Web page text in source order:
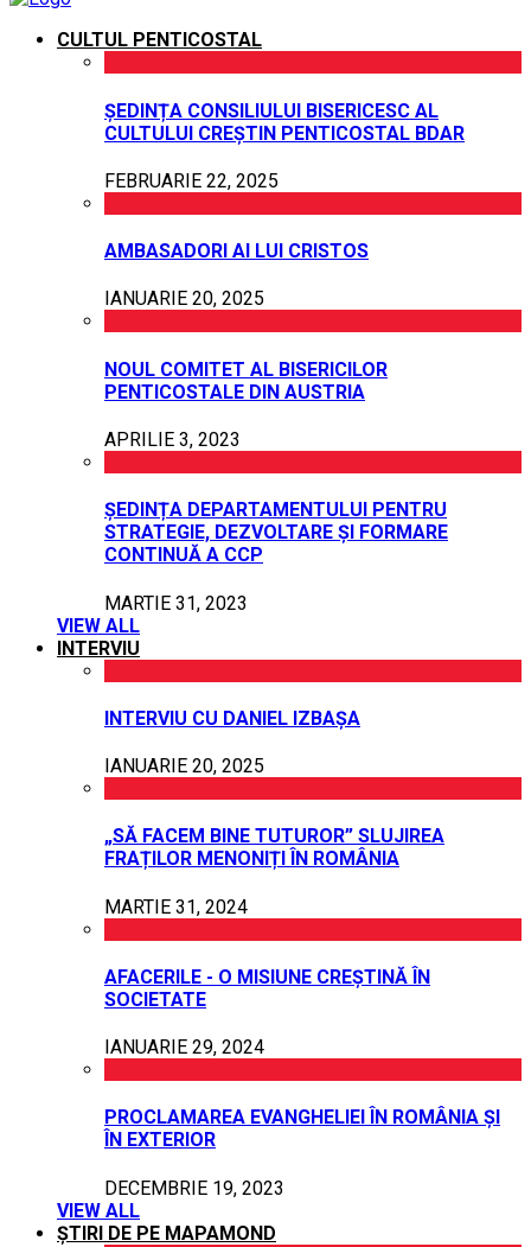
CULTUL PENTICOSTAL
ȘEDINȚA CONSILIULUI BISERICESC AL
CULTULUI CREȘTIN PENTICOSTAL BDAR
FEBRUARIE 22, 2025
AMBASADORI AI LUI CRISTOS
IANUARIE 20, 2025
NOUL COMITET AL BISERICILOR
PENTICOSTALE DIN AUSTRIA
APRILIE 3, 2023
ȘEDINȚA DEPARTAMENTULUI PENTRU
STRATEGIE, DEZVOLTARE ȘI FORMARE
CONTINUĂ A CCP
MARTIE 31, 2023
VIEW ALL
INTERVIU
INTERVIU CU DANIEL IZBAȘA
IANUARIE 20, 2025
„SĂ FACEM BINE TUTUROR” SLUJIREA
FRAȚILOR MENONIȚI ÎN ROMÂNIA
MARTIE 31, 2024
AFACERILE - O MISIUNE CREȘTINĂ ÎN
SOCIETATE
IANUARIE 29, 2024
PROCLAMAREA EVANGHELIEI ÎN ROMÂNIA ȘI
ÎN EXTERIOR
DECEMBRIE 19, 2023
VIEW ALL
ȘTIRI DE PE MAPAMOND